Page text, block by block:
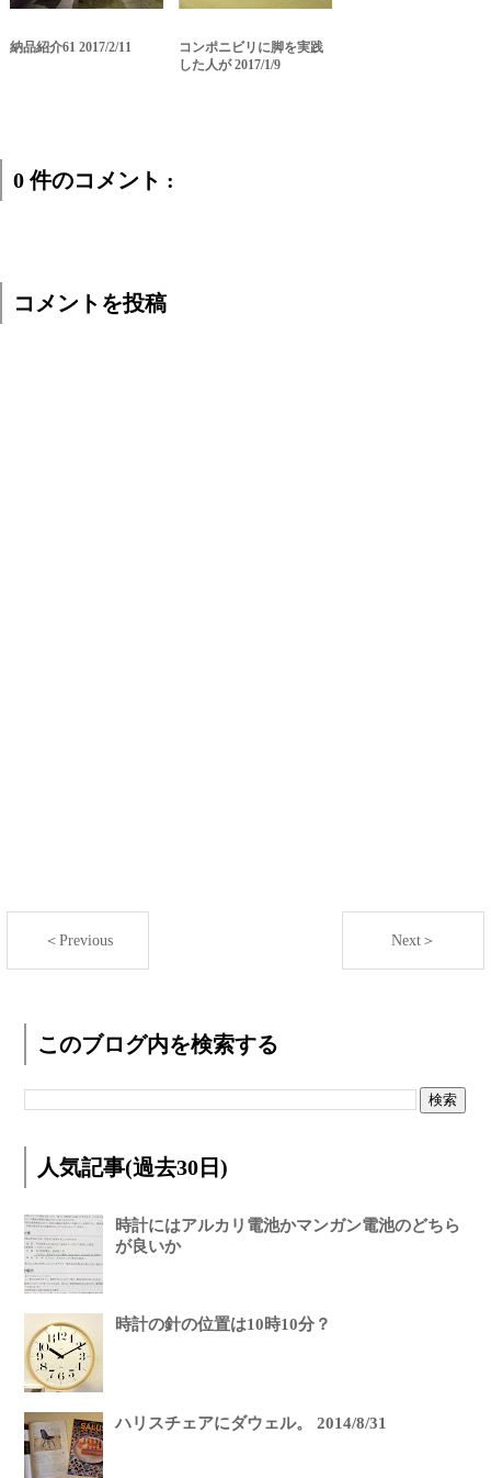
納品紹介61 2017/2/11
コンポニビリに脚を実践
した人が 2017/1/9
0 件のコメント :
コメントを投稿
＜Previous Next＞
このブログ内を検索する
人気記事(過去30日)
時計にはアルカリ電池かマンガン電池のどちら
が良いか
時計の針の位置は10時10分？
ハリスチェアにダウェル。 2014/8/31